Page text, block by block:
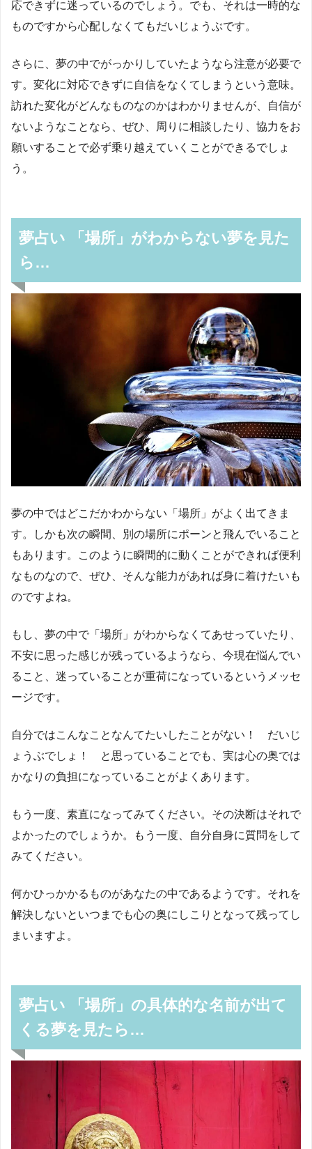
応できずに迷っているのでしょう。でも、それは一時的な
ものですから心配しなくてもだいじょうぶです。
さらに、夢の中でがっかりしていたようなら注意が必要で
す。変化に対応できずに自信をなくてしまうという意味。
訪れた変化がどんなものなのかはわかりませんが、自信が
ないようなことなら、ぜひ、周りに相談したり、協力をお
願いすることで必ず乗り越えていくことができるでしょ
う。
夢占い 「場所」がわからない夢を見た
ら…
夢の中ではどこだかわからない「場所」がよく出てきま
す。しかも次の瞬間、別の場所にポーンと飛んでいること
もあります。このように瞬間的に動くことができれば便利
なものなので、ぜひ、そんな能力があれば身に着けたいも
のですよね。
もし、夢の中で「場所」がわからなくてあせっていたり、
不安に思った感じが残っているようなら、今現在悩んでい
ること、迷っていることが重荷になっているというメッセ
ージです。
自分ではこんなことなんてたいしたことがない！ だいじ
ょうぶでしょ！ と思っていることでも、実は心の奥では
かなりの負担になっていることがよくあります。
もう一度、素直になってみてください。その決断はそれで
よかったのでしょうか。もう一度、自分自身に質問をして
みてください。
何かひっかかるものがあなたの中であるようです。それを
解決しないといつまでも心の奥にしこりとなって残ってし
まいますよ。
夢占い 「場所」の具体的な名前が出て
くる夢を見たら…